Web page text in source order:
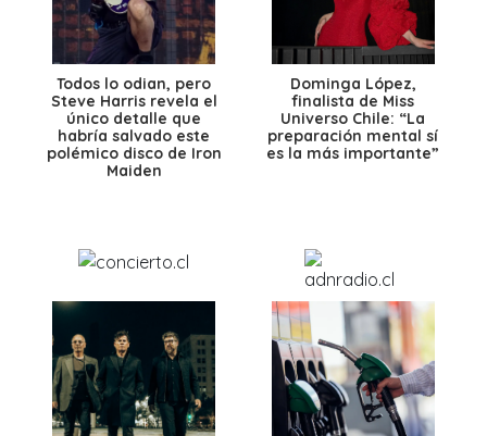
Todos lo odian, pero
Steve Harris revela el
único detalle que
habría salvado este
polémico disco de Iron
Maiden
Dominga López,
finalista de Miss
Universo Chile: “La
preparación mental sí
es la más importante”